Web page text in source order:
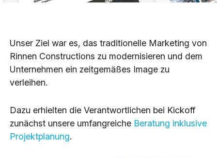
Unser Ziel war es, das traditionelle Marketing von
Rinnen Constructions zu modernisieren und dem
Unternehmen ein zeitgemäßes Image zu
verleihen.
Dazu erhielten die Verantwortlichen bei Kickoff
zunächst unsere umfangreiche Beratung inklusive
Projektplanung.